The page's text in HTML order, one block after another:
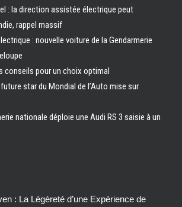
: la direction assistée électrique peut
rappel massif
: nouvelle voiture de la Gendarmerie
conseils pour un choix optimal
star du Mondial de l’Auto mise sur
nationale déploie une Audi RS 3 saisie à un
: La Légèreté d’une Expérience de